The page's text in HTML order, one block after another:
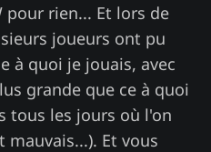
pour rien... Et lors de
joueurs ont pu
à quoi je jouais, avec
grande que ce à quoi
tous les jours où l'on
Et vous